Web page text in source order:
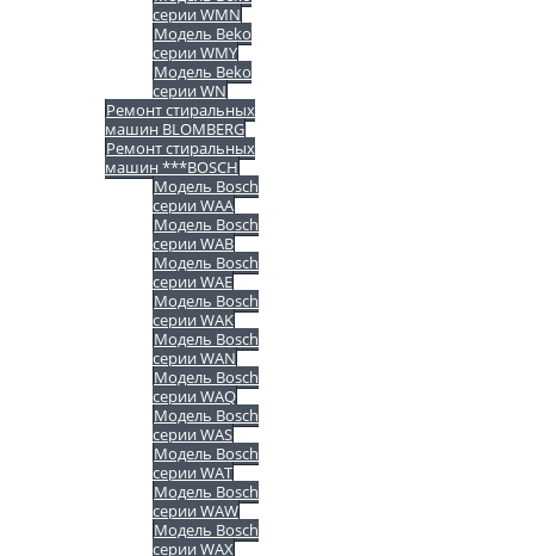
серии WMN
Модель Beko
серии WMY
Модель Beko
серии WN
Ремонт стиральных
машин BLOMBERG
Ремонт стиральных
машин ***BOSCH
Модель Bosch
серии WAA
Модель Bosch
серии WAB
Модель Bosch
серии WAE
Модель Bosch
серии WAK
Модель Bosch
серии WAN
Модель Bosch
серии WAQ
Модель Bosch
серии WAS
Модель Bosch
серии WAT
Модель Bosch
серии WAW
Модель Bosch
серии WAX